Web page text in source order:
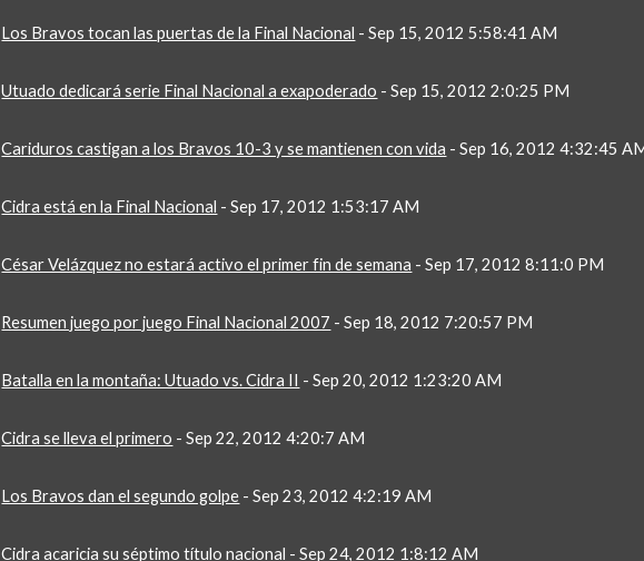
Los Bravos tocan las puertas de la Final Nacional - Sep 15, 2012 5:58:41 AM
Utuado dedicará serie Final Nacional a exapoderado - Sep 15, 2012 2:0:25 PM
Cariduros castigan a los Bravos 10-3 y se mantienen con vida - Sep 16, 2012 4:32:45
Cidra está en la Final Nacional - Sep 17, 2012 1:53:17 AM
César Velázquez no estará activo el primer fin de semana - Sep 17, 2012 8:11:0 PM
Resumen juego por juego Final Nacional 2007 - Sep 18, 2012 7:20:57 PM
Batalla en la montaña: Utuado vs. Cidra II - Sep 20, 2012 1:23:20 AM
Cidra se lleva el primero - Sep 22, 2012 4:20:7 AM
Los Bravos dan el segundo golpe - Sep 23, 2012 4:2:19 AM
Cidra acaricia su séptimo título nacional - Sep 24, 2012 1:8:12 AM